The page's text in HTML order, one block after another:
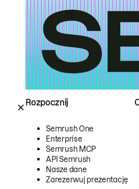
Rozpocznij
Semrush One
Enterprise
Semrush MCP
API Semrush
Nasze dane
Zarezerwuj prezentację